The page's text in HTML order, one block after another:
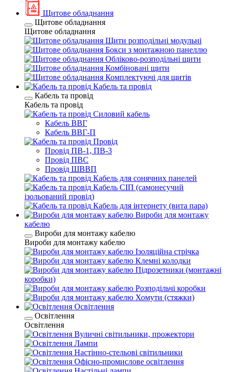
Щитове обладнання
Щитове обладнання
Щитове обладнання
Щити розподільні модульні
Бокси з монтажною панеллю
Обліково-розподільні щити
Комбіновані щити
Комплектуючі для щитів
Кабель та провід
Кабель та провід
Кабель та провід
Силовий кабель
Кабель ВВГ
Кабель ВВГ-П
Провід
Провід ПВ-1, ПВ-3
Провід ПВС
Провід ШВВП
Кабель для сонячних панелей
Кабель СІП (самонесучий
ізольований провід)
Кабель для інтернету (вита пара)
Вироби для монтажу
кабелю
Вироби для монтажу кабелю
Вироби для монтажу кабелю
Ізоляційна стрічка
Клемні колодки
Підрозетники (монтажні
коробки)
Розподільчі коробки
Хомути (стяжки)
Освітлення
Освітлення
Освітлення
Вуличні світильники, прожектори
Лампи
Настінно-стельові світильники
Офісно-промислове освітлення